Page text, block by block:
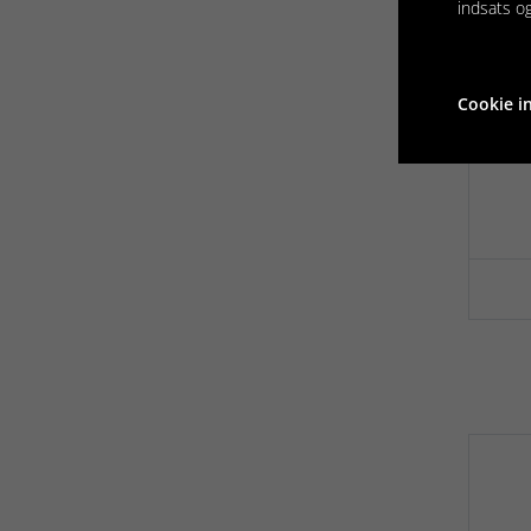
indsats
Cookie